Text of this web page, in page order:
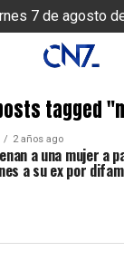
7 de agosto
tagged
2 años ago
a una mujer a
a su ex por